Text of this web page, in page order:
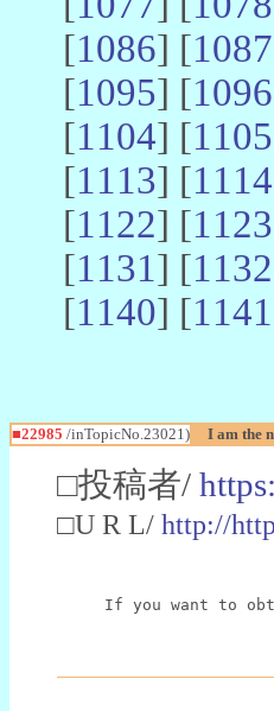
[1086] [1087
[1095] [1096
[1104] [1105
[1113] [1114
[1122] [1123
[1131] [1132
[1140] [1141
■22985 /inTopicNo.23021) I am the
□投稿者/
□U R L/ http://
If you want to